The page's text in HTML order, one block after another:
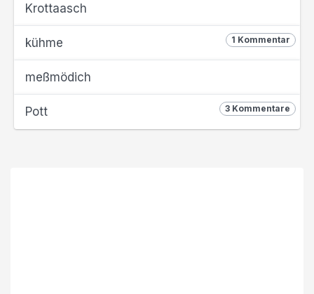
Krottaasch
1 Kommentar
kühme
meßmödich
3 Kommentare
Pott